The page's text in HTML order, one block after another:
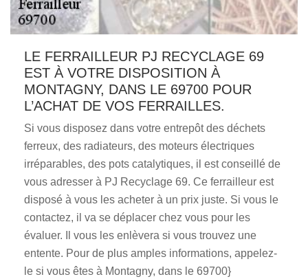
LE FERRAILLEUR PJ RECYCLAGE 69
EST À VOTRE DISPOSITION À
MONTAGNY, DANS LE 69700 POUR
L’ACHAT DE VOS FERRAILLES.
Si vous disposez dans votre entrepôt des déchets
ferreux, des radiateurs, des moteurs électriques
irréparables, des pots catalytiques, il est conseillé de
vous adresser à PJ Recyclage 69. Ce ferrailleur est
disposé à vous les acheter à un prix juste. Si vous le
contactez, il va se déplacer chez vous pour les
évaluer. Il vous les enlèvera si vous trouvez une
entente. Pour de plus amples informations, appelez-
le si vous êtes à Montagny, dans le 69700}